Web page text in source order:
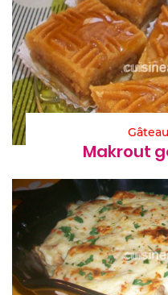
Makrout